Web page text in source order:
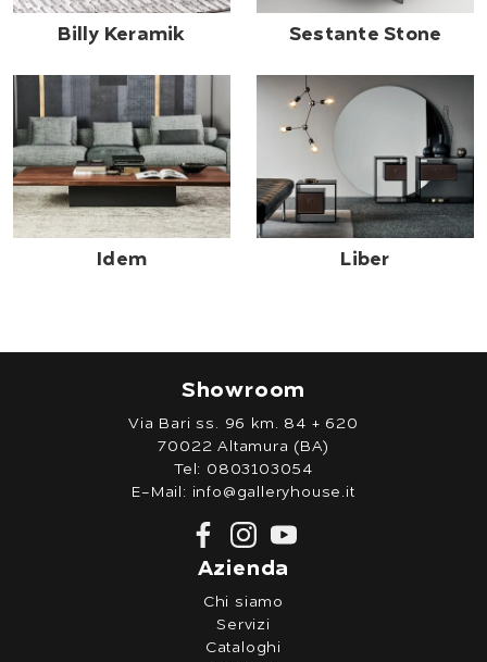
Billy Keramik Sestante Stone
Idem Liber
Showroom
Via Bari ss. 96 km. 84 + 620
70022 Altamura (BA)
Tel: 0803103054
E-Mail: info@galleryhouse.it
Azienda
Chi siamo
Servizi
Cataloghi